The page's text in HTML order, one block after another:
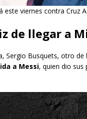
viernes contra Cruz
de llegar a
Sergio Busquets, otro
a Messi, quien dio sus